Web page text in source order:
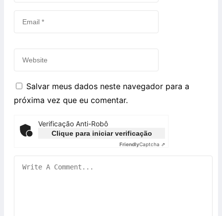
Salvar meus dados neste navegador para a
próxima vez que eu comentar.
Verificação Anti-Robô
Clique para iniciar verificação
FriendlyCaptcha ⇗